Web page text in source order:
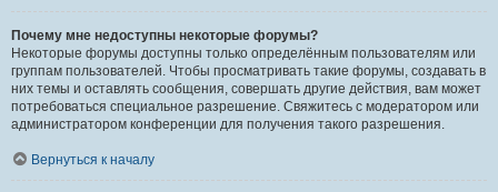
Почему мне недоступны некоторые форумы?
Некоторые форумы доступны только определённым пользователям или
группам пользователей. Чтобы просматривать такие форумы, создавать в
них темы и оставлять сообщения, совершать другие действия, вам может
потребоваться специальное разрешение. Свяжитесь с модератором или
администратором конференции для получения такого разрешения.
Вернуться к началу